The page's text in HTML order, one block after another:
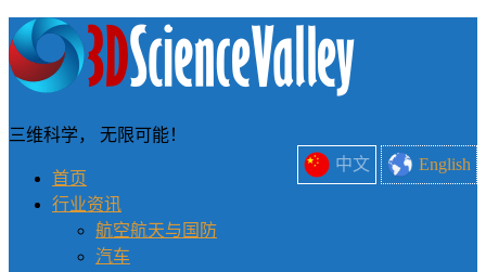
中文 English
三维科学， 无限可能！
首页
行业资讯
航空航天与国防
汽车